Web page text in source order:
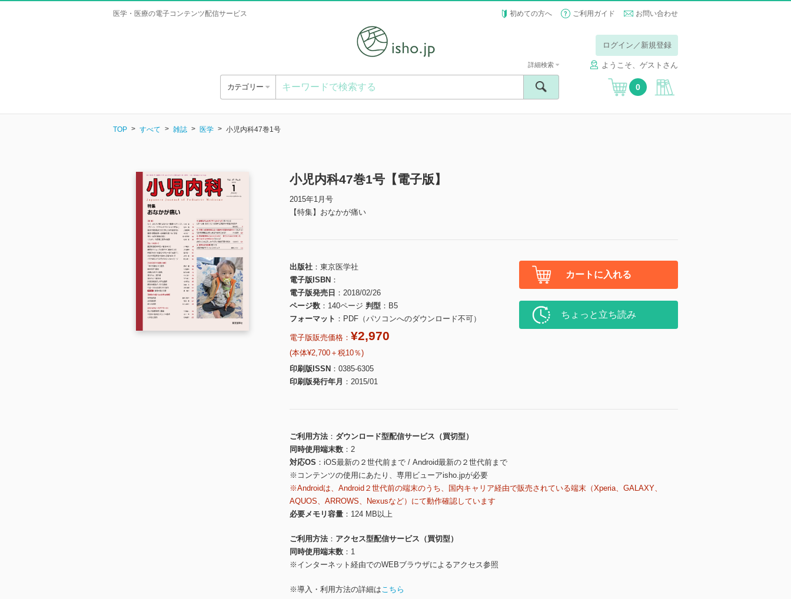
医学・医療の電子コンテンツ配信サービス 初めての方へ ご利用ガイド お問い合わせ
ログイン／新規登録
ようこそ、ゲストさん
カテゴリー
詳細検索
0
TOP すべて 雑誌 医学 小児内科47巻1号
小児内科47巻1号【電子版】
2015年1月号
【特集】おなかが痛い
出版社
東京医学社
電子版ISBN
電子版発売日
2018/02/26
ページ数
140ページ 判型
B5
フォーマット
PDF（パソコンへのダウンロード不可）
電子版販売価格： ¥2,970
(本体¥2,700＋税10％)
印刷版ISSN
0385-6305
印刷版発行年月
2015/01
カートに入れる
ちょっと立ち読み
ご利用方法
ダウンロード型配信サービス（買切型）
同時使用端末数
2
対応OS
iOS最新の２世代前まで / Android最新の２世代前まで
※コンテンツの使用にあたり、専用ビューアisho.jpが必要
※Androidは、Android２世代前の端末のうち、国内キャリア経由で販売されている端末（Xperia、GALAXY、
AQUOS、ARROWS、Nexusなど）にて動作確認しています
必要メモリ容量
124 MB以上
ご利用方法
アクセス型配信サービス（買切型）
同時使用端末数
1
※インターネット経由でのWEBブラウザによるアクセス参照
※導入・利用方法の詳細はこちら